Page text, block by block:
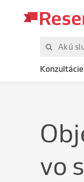
Konzultácie
vo